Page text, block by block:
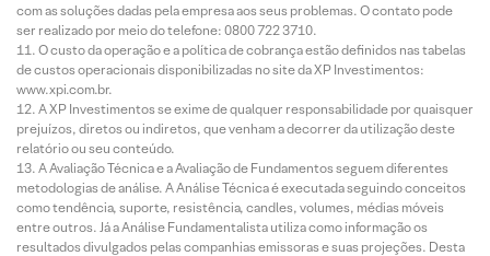
com as soluções dadas pela empresa aos seus problemas. O contato pode
ser realizado por meio do telefone: 0800 722 3710.
O custo da operação e a política de cobrança estão definidos nas tabelas
de custos operacionais disponibilizadas no site da XP Investimentos:
www.xpi.com.br.
A XP Investimentos se exime de qualquer responsabilidade por quaisquer
prejuízos, diretos ou indiretos, que venham a decorrer da utilização deste
relatório ou seu conteúdo.
A Avaliação Técnica e a Avaliação de Fundamentos seguem diferentes
metodologias de análise. A Análise Técnica é executada seguindo conceitos
como tendência, suporte, resistência, candles, volumes, médias móveis
entre outros. Já a Análise Fundamentalista utiliza como informação os
resultados divulgados pelas companhias emissoras e suas projeções. Desta